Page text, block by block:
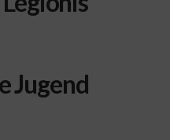
Jugend